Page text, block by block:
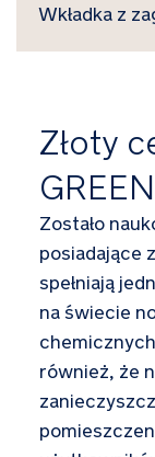
Wkładka z
Złoty
Zostało
posiadające
spełniają
na świecie
również, że